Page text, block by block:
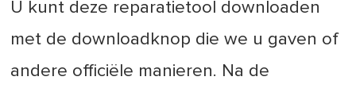
U kunt deze reparatietool downloaden
met de downloadknop die we u gaven of
andere officiële manieren. Na de